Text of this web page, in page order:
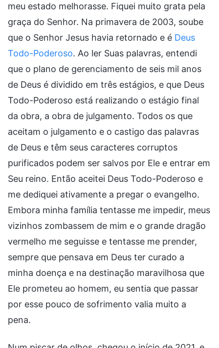
meu estado melhorasse. Fiquei muito grata pela
graça do Senhor. Na primavera de 2003, soube
que o Senhor Jesus havia retornado e é Deus
Todo-Poderoso. Ao ler Suas palavras, entendi
que o plano de gerenciamento de seis mil anos
de Deus é dividido em três estágios, e que Deus
Todo-Poderoso está realizando o estágio final
da obra, a obra de julgamento. Todos os que
aceitam o julgamento e o castigo das palavras
de Deus e têm seus caracteres corruptos
purificados podem ser salvos por Ele e entrar em
Seu reino. Então aceitei Deus Todo-Poderoso e
me dediquei ativamente a pregar o evangelho.
Embora minha família tentasse me impedir, meus
vizinhos zombassem de mim e o grande dragão
vermelho me seguisse e tentasse me prender,
sempre que pensava em Deus ter curado a
minha doença e na destinação maravilhosa que
Ele prometeu ao homem, eu sentia que passar
por esse pouco de sofrimento valia muito a
pena.